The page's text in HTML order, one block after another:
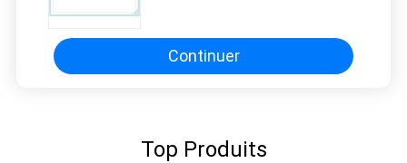
électrique S5710-52C-PWR-EI
Continuer
Top Produits